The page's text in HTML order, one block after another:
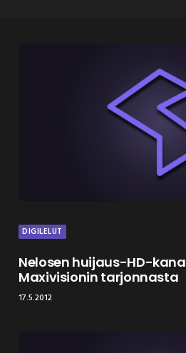
DIGILELUT
Nelosen huijaus-HD-
Maxivisionin tarjonnasta
17.5.2012